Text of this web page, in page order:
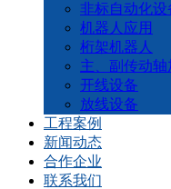
非标自动化设
机器人应用
桁架机器人
主、副传动
开线设备
放线设备
工程案例
新闻动态
合作企业
联系我们